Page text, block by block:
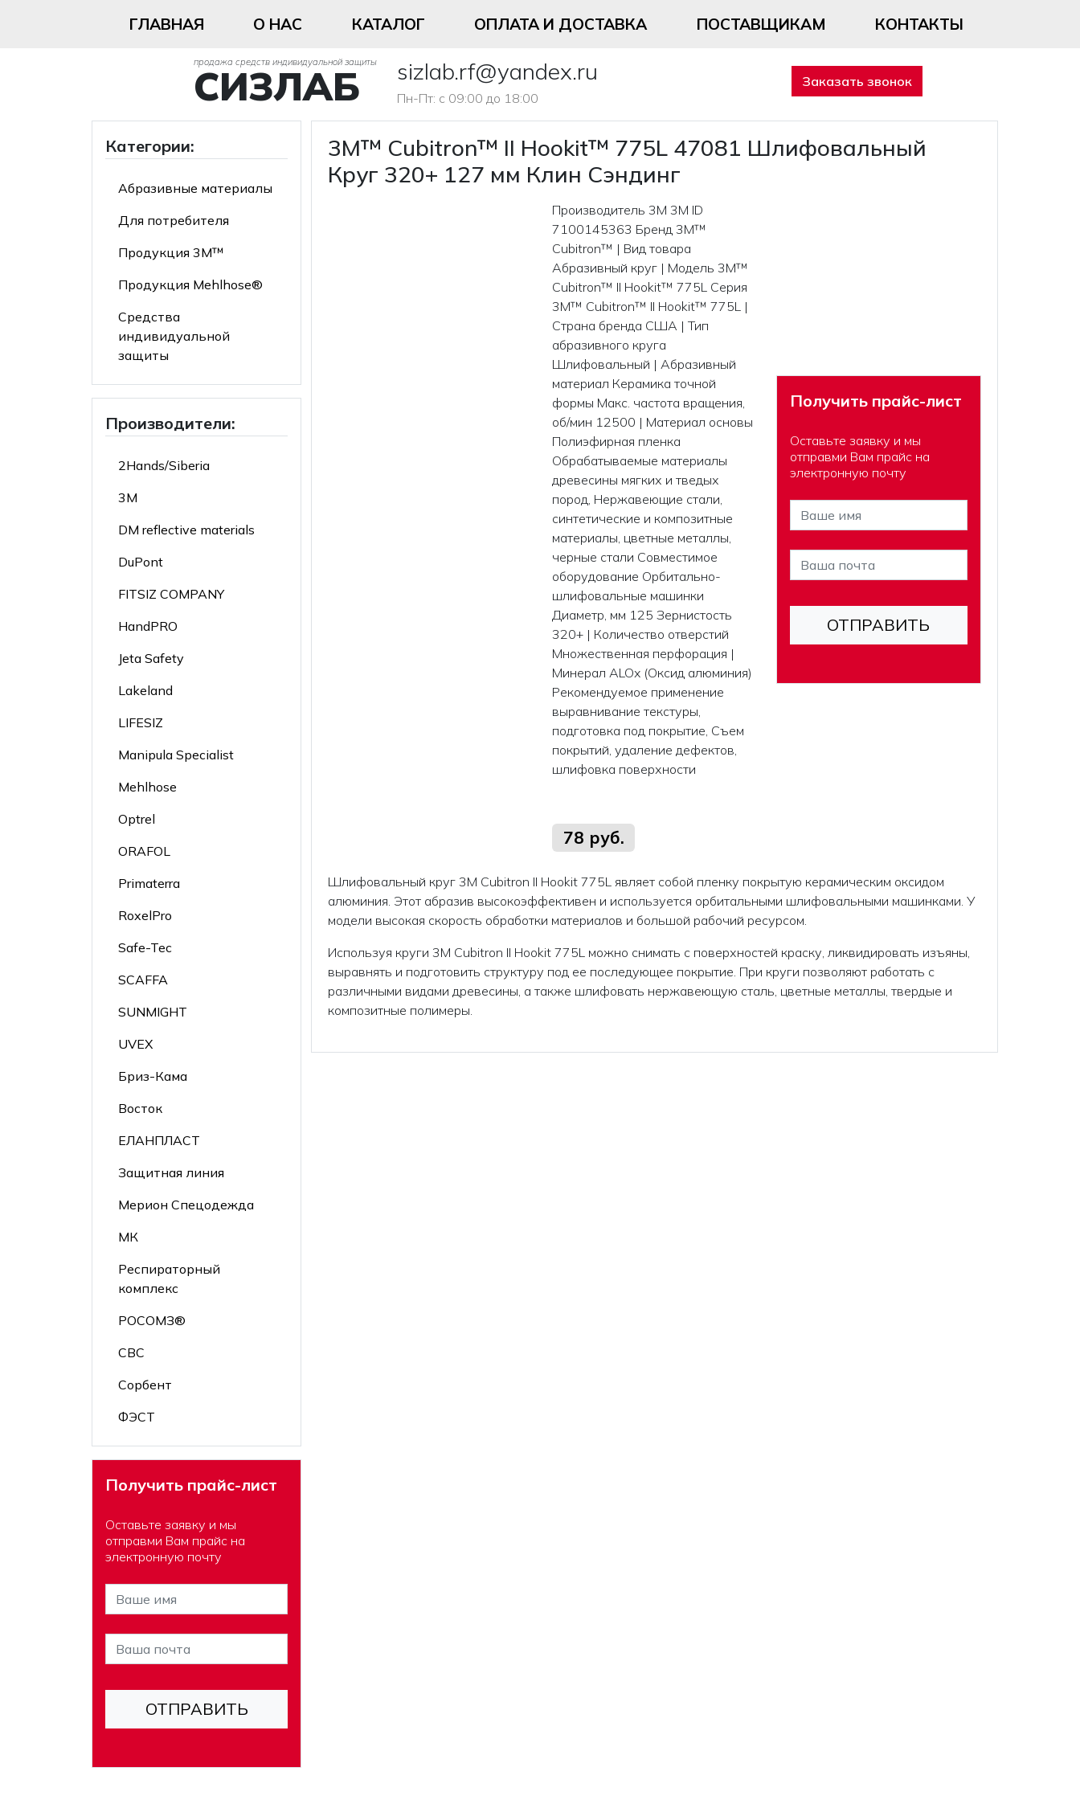
ГЛАВНАЯ О НАС КАТАЛОГ ОПЛАТА И ДОСТАВКА ПОСТАВЩИКАМ КОНТАКТЫ
продажа средств индивидуальной защиты
СИЗЛАБ sizlab.rf@yandex.ru
Пн-Пт: с 09:00 до 18:00
Заказать звонок
Категории:
Абразивные материалы
Для потребителя
Продукция 3М™
Продукция Mehlhose®
Средства
индивидуальной
защиты
Производители:
2Hands/Siberia
3M
DM reflective materials
DuPont
FITSIZ COMPANY
HandPRO
Jeta Safety
Lakeland
LIFESIZ
Manipula Specialist
Mehlhose
Optrel
ORAFOL
Primaterra
RoxelPro
Safe-Tec
SCAFFA
SUNMIGHT
UVEX
Бриз-Кама
Восток
ЕЛАНПЛАСТ
Защитная линия
Мерион Спецодежда
МК
Респираторный
комплекс
РОСОМЗ®
СВС
Сорбент
ФЭСТ
Получить прайс-лист
Оставьте заявку и мы
отправми Вам прайс на
электронную почту
3M™ Cubitron™ II Hookit™ 775L 47081 Шлифовальный
Круг 320+ 127 мм Клин Сэндинг
Производитель 3M 3M ID
7100145363 Бренд 3M™
Cubitron™ | Вид товара
Абразивный круг | Модель 3M™
Cubitron™ II Hookit™ 775L Серия
3M™ Cubitron™ II Hookit™ 775L |
Страна бренда США | Тип
абразивного круга
Шлифовальный | Абразивный
материал Керамика точной
формы Макс. частота вращения,
об/мин 12500 | Материал основы
Полиэфирная пленка
Обрабатываемые материалы
древесины мягких и тведых
пород, Нержавеющие стали,
синтетические и композитные
материалы, цветные металлы,
черные стали Совместимое
оборудование Орбитально-
шлифовальные машинки
Диаметр, мм 125 Зернистость
320+ | Количество отверстий
Множественная перфорация |
Минерал ALOx (Оксид алюминия)
Рекомендуемое применение
выравнивание текстуры,
подготовка под покрытие, Съем
покрытий, удаление дефектов,
шлифовка поверхности
78 руб.
Получить прайс-лист
Оставьте заявку и мы
отправми Вам прайс на
электронную почту
Шлифовальный круг 3M Cubitron II Hookit 775L являет собой пленку покрытую керамическим оксидом
алюминия. Этот абразив высокоэффективен и используется орбитальными шлифовальными машинками. У
модели высокая скорость обработки материалов и большой рабочий ресурсом.
Используя круги 3M Cubitron II Hookit 775L можно снимать с поверхностей краску, ликвидировать изъяны,
выравнять и подготовить структуру под ее последующее покрытие. При круги позволяют работать с
различными видами древесины, а также шлифовать нержавеющую сталь, цветные металлы, твердые и
композитные полимеры.